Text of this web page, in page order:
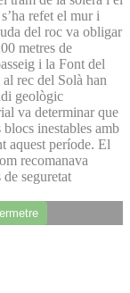
refet el mur i
del roc va obligar
metres de
i la Font del
rec del Solà han
geològic
va determinar que
inestables amb
aquest període. El
recomanava
seguretat